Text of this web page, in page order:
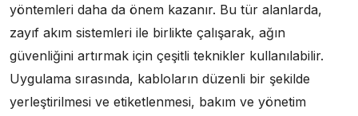
yöntemleri daha da önem kazanır. Bu tür alanlarda,
zayıf akım sistemleri ile birlikte çalışarak, ağın
güvenliğini artırmak için çeşitli teknikler kullanılabilir.
Uygulama sırasında, kabloların düzenli bir şekilde
yerleştirilmesi ve etiketlenmesi, bakım ve yönetim